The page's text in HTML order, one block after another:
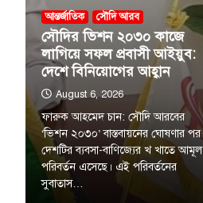
আন্তর্জাতিক সৌদি আরব
সৌদির ভিশন ২০৩০ কাজে
লাগিয়ে সফল প্রবাসী আইয়ুব:
দেশে বিনিয়োগের আহ্বান
August 6, 2026
ফারুক আহমেদ চান: সৌদি আরবের
‘ভিশন ২০৩০’ বাস্তবায়নের ঘোষণার পর
দেশটির ব্যবসা-বাণিজ্যের খ খাতে আমূল
পরিবর্তন এসেছে। এই পরিবর্তনের
সুবাতাস…